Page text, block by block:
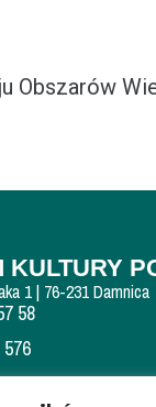
Obszarów
KULTURY
1 | 76-231 Damnica
58